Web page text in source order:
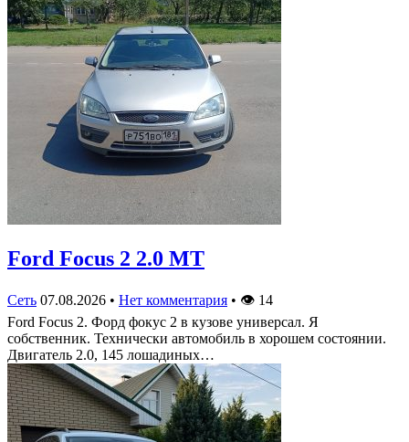
Ford Focus 2 2.0 MT
Сеть 07.08.2026 • Нет комментария • 👁 14
Ford Focus 2. Форд фокус 2 в кузове универсал. Я
собственник. Технически автомобиль в хорошем состоянии.
Двигатель 2.0, 145 лошадиных…